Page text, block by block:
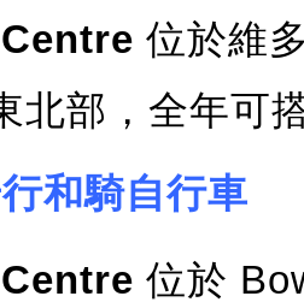
位於維
北部，全年可
和騎自行車
位於